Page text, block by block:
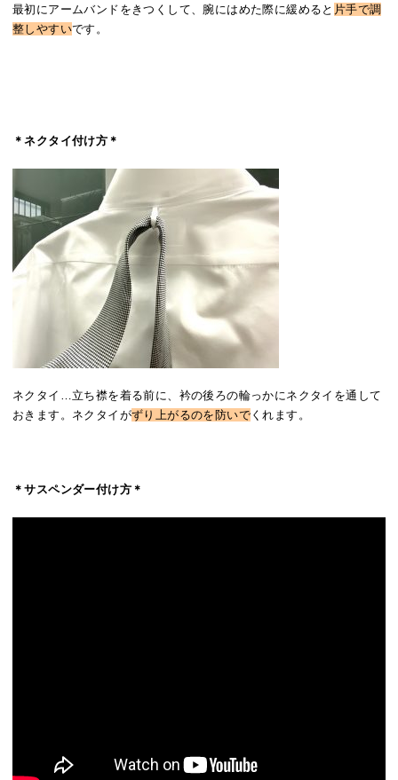
最初にアームバンドをきつくして、腕にはめた際に緩めると 片手で調
整しやすいです。
＊ネクタイ付け方＊
ネクタイ…立ち襟を着る前に、衿の後ろの輪っかにネクタイを通して
おきます。ネクタイがずり上がるのを防いで くれます。
＊サスペンダー付け方＊